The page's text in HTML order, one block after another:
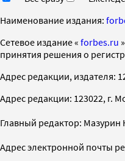
Наименование издания:
Cетевое издание « forbes.ru
принятия решения о
Адрес редакции, издателя:
Адрес редакции: 123022, г.
Главный редактор:
Адрес электронной почты